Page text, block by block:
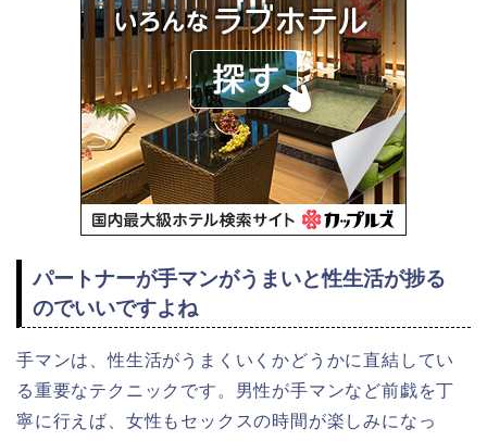
パートナーが手マンがうまいと性生活が捗る
のでいいですよね
手マンは、性生活がうまくいくかどうかに直結してい
る重要なテクニックです。男性が手マンなど前戯を丁
寧に行えば、女性もセックスの時間が楽しみになっ